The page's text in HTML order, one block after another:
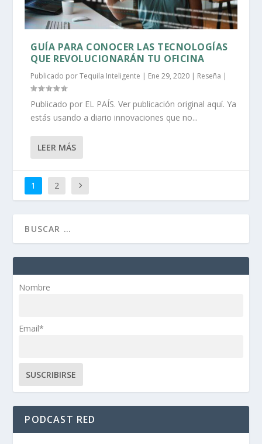
GUÍA PARA CONOCER LAS TECNOLOGÍAS
QUE REVOLUCIONARÁN TU OFICINA
Publicado porTequila Inteligente | Ene 29, 2020 | Reseña |
Publicado por EL PAÍS. Ver publicación original aquí. Ya
estás usando a diario innovaciones que no...
LEER MÁS
1 2
Nombre
Email*
PODCAST RED